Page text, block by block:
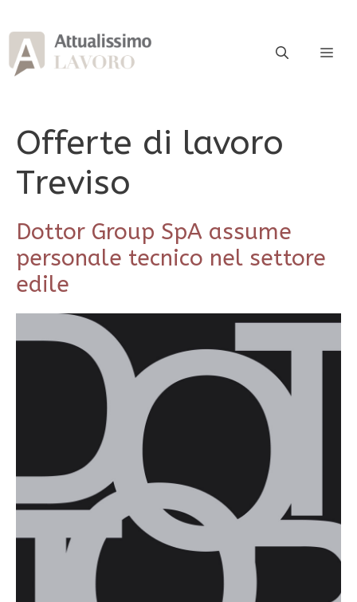
al
contenuto
Offerte di lavoro
Treviso
Dottor Group SpA assume
personale tecnico nel settore
edile